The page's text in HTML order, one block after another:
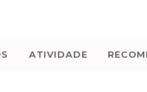
ATIVIDADE